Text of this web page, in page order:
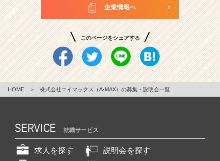
企業情報へ
このページをシェアする
HOME ＞ 株式会社エイマックス（A-MAX）の募集・説明会一覧
SERVICE 就職サービス
求人を探す
説明会を探す